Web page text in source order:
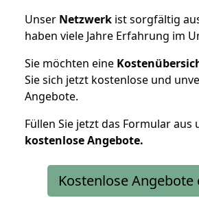
Unser Netzwerk ist sorgfältig
haben viele Jahre Erfahrung im
Sie möchten eine
Sie sich jetzt kostenlose und
Angebote.
Füllen Sie jetzt das Formular aus
kostenloseAngebote.
Kostenlose Angebote